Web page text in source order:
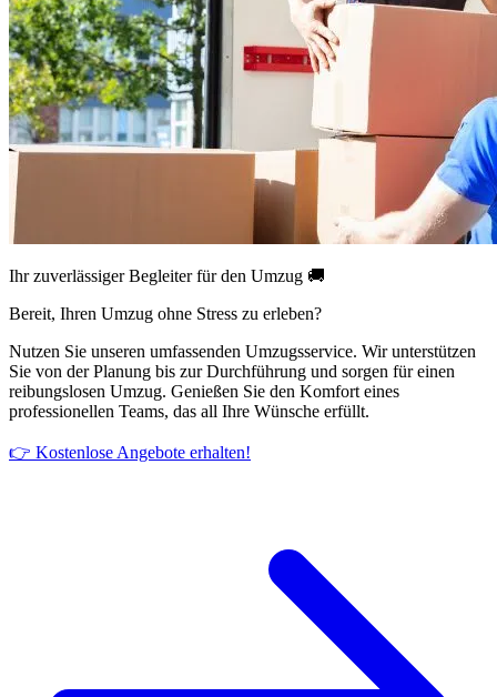
Ihr zuverlässiger Begleiter für den Umzug 🚚
Bereit, Ihren Umzug ohne Stress zu erleben?
Nutzen Sie unseren umfassenden Umzugsservice. Wir unterstützen
Sie von der Planung bis zur Durchführung und sorgen für einen
reibungslosen Umzug. Genießen Sie den Komfort eines
professionellen Teams, das all Ihre Wünsche erfüllt.
👉 Kostenlose Angebote erhalten!